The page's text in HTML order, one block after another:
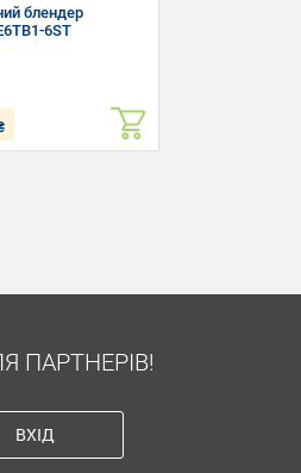
блендер
6ST
ПАРТНЕРІВ!
ВХІД